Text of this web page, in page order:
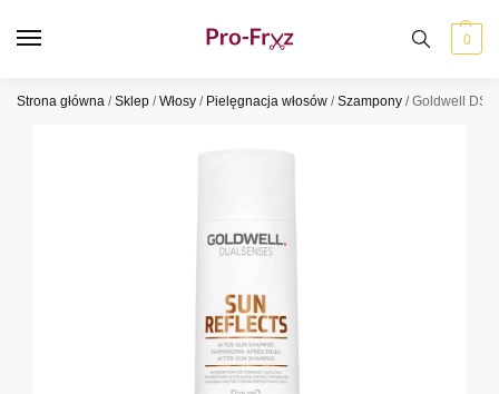
0
Strona główna /Sklep /Włosy / Pielęgnacja włosów /Szampony /Goldwell DS